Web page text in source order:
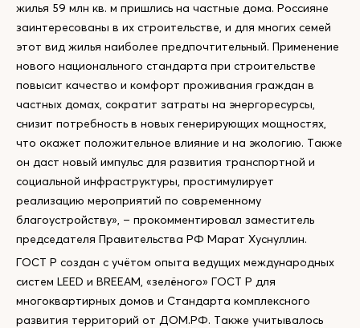
жилья 59 млн кв. м пришлись на частные дома. Россияне
заинтересованы в их строительстве, и для многих семей
этот вид жилья наиболее предпочтительный. Применение
нового национального стандарта при строительстве
повысит качество и комфорт проживания граждан в
частных домах, сократит затраты на энергоресурсы,
снизит потребность в новых генерирующих мощностях,
что окажет положительное влияние и на экологию. Также
он даст новый импульс для развития транспортной и
социальной инфраструктуры, простимулирует
реализацию мероприятий по современному
благоустройству», – прокомментировал заместитель
председателя Правительства РФ Марат Хуснуллин.
ГОСТ Р создан с учётом опыта ведущих международных
систем LEED и BREEAM, «зелёного» ГОСТ Р для
многоквартирных домов и Стандарта комплексного
развития территорий от ДОМ.РФ. Также учитывалось